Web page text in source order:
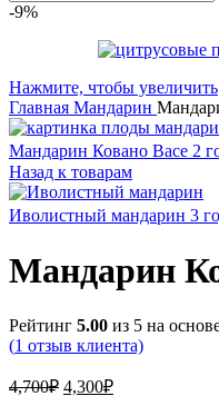
-9%
Нажмите, чтобы увеличить
Главная Мандарин
Мандарин Ковано Васе 2
Назад к товарам
Иволистный мандарин 3
Мандарин
Рейтинг 5.00 из 5 на
(1 отзыв клиента)
4,700₽ Первоначальная
4,300₽Текущая